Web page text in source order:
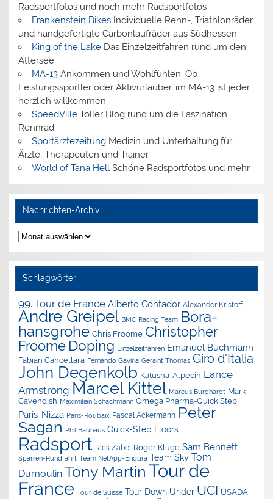
Radsportfotos und noch mehr Radsportfotos
Frankenstein BikesIndividuelle Renn-, Triathlonräder
und handgefertigte Carbonlaufräder aus Südhessen
King of the LakeDas Einzelzeitfahren rund um den
Attersee
MA-13Ankommen und Wohlfühlen: Ob
Leistungssportler oder Aktivurlauber, im MA-13 ist jeder
herzlich willkommen.
SpeedVilleToller Blog rund um die Faszination
Rennrad
SportärztezeitungMedizin und Unterhaltung für
Ärzte, Therapeuten und Trainer
World of Tana HellSchöne Radsportfotos und mehr
Nachrichten-Archiv
Nachrichten-
Archiv
Schlagwörter
99. Tour de France Alberto Contador Alexander Kristoff
Andre Greipel BMC Racing Team Bora-
hansgrohe Chris Froome Christopher
Froome Doping Einzelzeitfahren Emanuel Buchmann
Fabian Cancellara Fernando Gaviria Geraint Thomas Giro d'Italia
John Degenkolb Katusha-Alpecin Lance
Armstrong Marcel Kittel Marcus Burghardt Mark
Cavendish Maximilian Schachmann Omega Pharma-Quick Step
Paris-Nizza Paris-Roubaix Pascal Ackermann Peter
Sagan Phil Bauhaus Quick-Step Floors
Radsport Rick Zabel Roger Kluge Sam Bennett
Spanien-Rundfahrt Team NetApp-Endura Team Sky Tom
Dumoulin Tony Martin Tour de
France Tour de Suisse Tour Down Under UCI USADA